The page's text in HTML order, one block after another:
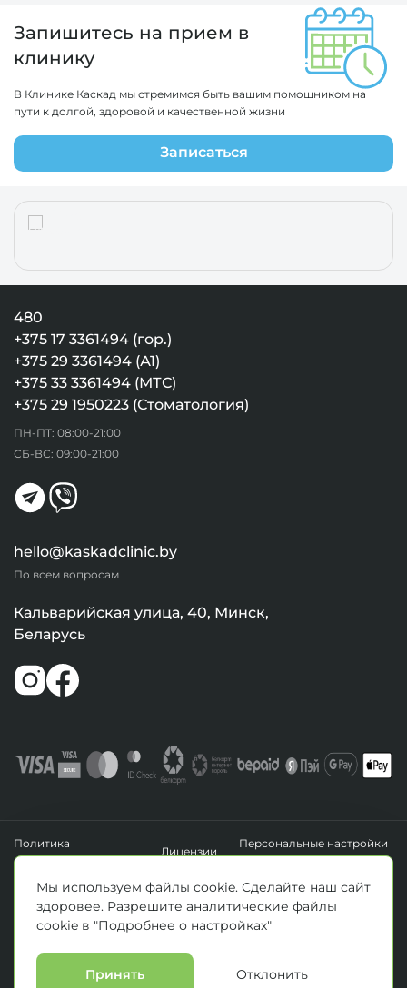
Запишитесь на прием в
клинику
В Клинике Каскад мы стремимся быть вашим помощником на
пути к долгой, здоровой и качественной жизни
Записаться
480
+375 17 3361494 (гор.)
+375 29 3361494 (А1)
+375 33 3361494 (МТС)
+375 29 1950223 (Стоматология)
ПН-ПТ: 08:00-21:00
СБ-ВС: 09:00-21:00
hello@kaskadclinic.by
По всем вопросам
Кальварийская улица, 40, Минск,
Беларусь
Политика
конфиденциальности
Лицензии
Персональные настройки
файлов cookie
Зарегистрировано Минским горисполкомом 14.04.2020 г.
© Все права защищены 2026. ООО «Клиника Каскад»
Материалы, размещенные на данной странице, носят информационный
должны использовать их в качестве медицинских рекомендаций.
Определение диагноза и выбор методики лечения остается исключительной
прерогативой вашего лечащего врача! * Цены, указанные на сайте
Мы используем файлы cookie. Сделайте наш сайт
здоровее. Разрешите аналитические файлы
cookie в "Подробнее о настройках"
Принять Отклонить